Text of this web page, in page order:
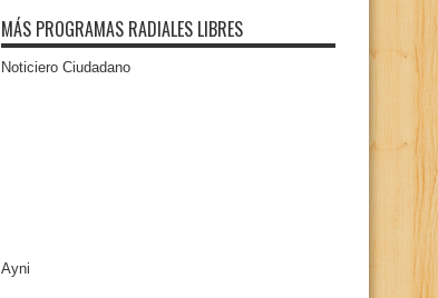
MÁS PROGRAMAS RADIALES LIBRES
Noticiero Ciudadano
Ayni